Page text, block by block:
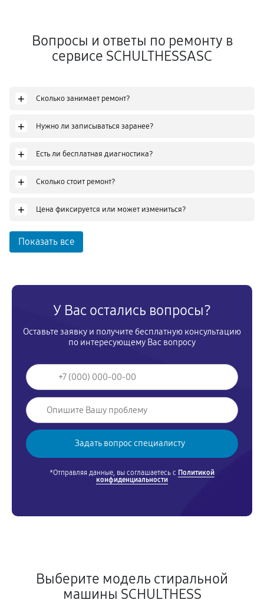
Вопросы и ответы по ремонту в
сервисе SCHULTHESSASC
+ Сколько занимает ремонт?
+ Нужно ли записываться заранее?
+ Есть ли бесплатная диагностика?
+ Сколько стоит ремонт?
+ Цена фиксируется или может измениться?
Показать все
У Вас остались вопросы?
Оставьте заявку и получите бесплатную консультацию
по интересующему Вас вопросу
*Отправляя данные, вы соглашаетесь с Политикой
конфиденциальности
Выберите модель стиральной
машины SCHULTHESS